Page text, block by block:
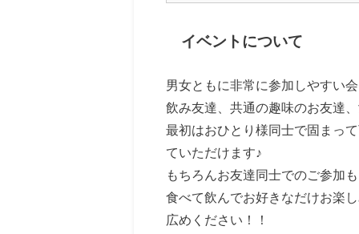
イベントについて
男女ともに非常に参加しやすい
飲み友達、共通の趣味のお友達
最初はおひとり様同士で固まっ
ていただけます♪
もちろんお友達同士でのご参加
食べて飲んでお好きなだけお楽
広めください！！